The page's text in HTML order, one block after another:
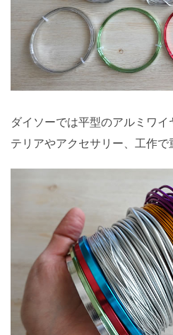
ダイソーでは平型のアルミワ
テリアやアクセサリー、工作で